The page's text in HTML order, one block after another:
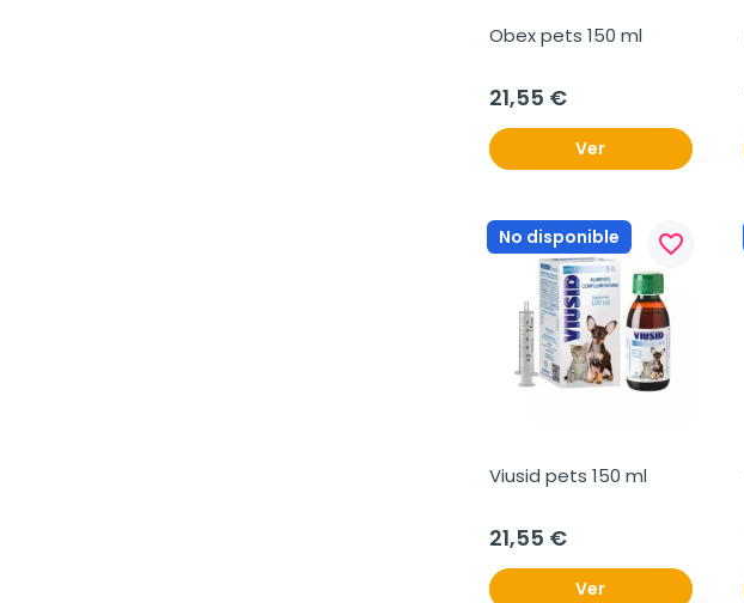
Obex pets 150 ml
21,55 €
Ver
No disponible favorite_border
Viusid pets 150 ml
21,55 €
Ver